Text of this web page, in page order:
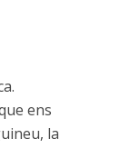
ens
la